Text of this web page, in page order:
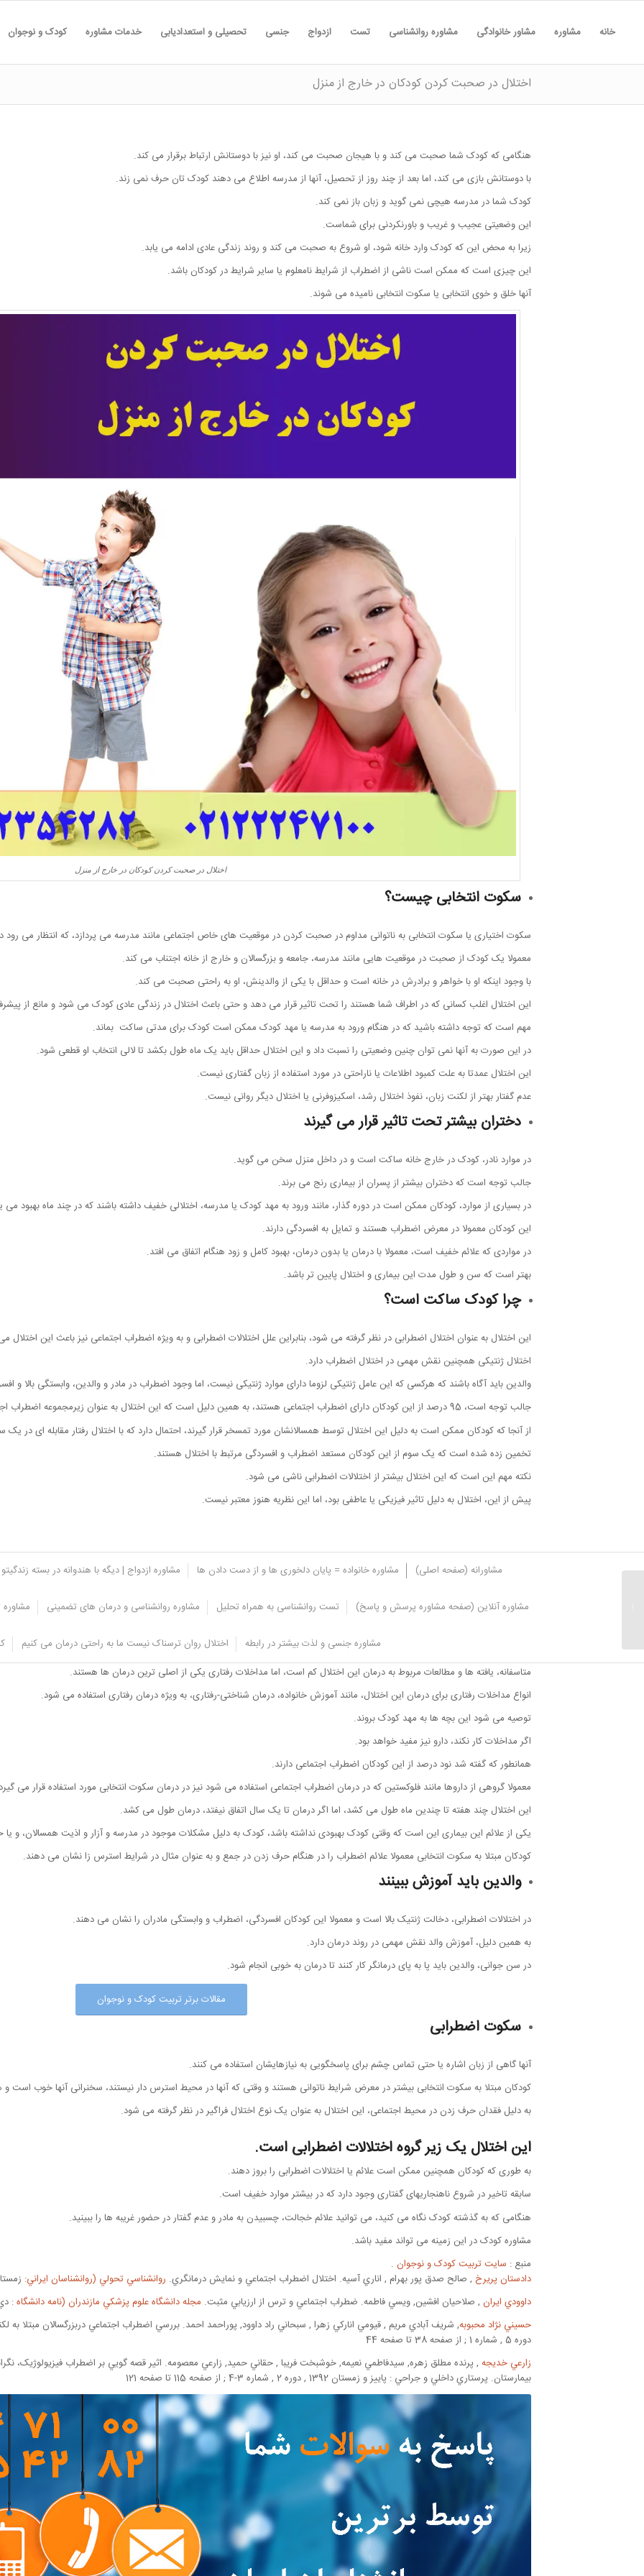
خانه مشاوره مشاور خانوادگی مشاوره روانشناسی تست ازدواج جنسی تحصیلی و استعدادیابی خدمات مشاوره کودک و نوجوان
اختلال در صحبت کردن کودکان در خارج از منزل
هنگامی که کودک شما صحبت می کند و با هیجان صحبت می کند، او نیز با دوستانش ارتباط برقرار می کند.
با دوستانش بازی می کند، اما بعد از چند روز از تحصیل، آنها از مدرسه اطلاع می دهند کودک تان حرف نمی زند.
کودک شما در مدرسه هیچی نمی گوید و زبان باز نمی کند.
این وضعیتی عجیب و غریب و باورنکردنی برای شماست.
زیرا به محض این که کودک وارد خانه شود، او شروع به صحبت می کند و روند زندگی عادی ادامه می یابد.
این چیزی است که ممکن است ناشی از اضطراب از شرایط نامعلوم یا سایر شرایط در کودکان باشد.
آنها خلق و خوی انتخابی یا سکوت انتخابی نامیده می شوند.
اختلال در صحبت کردن کودکان در خارج از منزل
سکوت انتخابی چیست؟
سکوت اختیاری یا سکوت انتخابی به ناتوانی مداوم در صحبت کردن در موقعیت های خاص اجتماعی مانند مدرسه می پردازد، که انتظار می
معمولا یک کودک از صحبت در موقعیت هایی مانند مدرسه، جامعه و بزرگسالان و خارج از خانه اجتناب می کند.
با وجود اینکه او با خواهر و برادرش در خانه است و حداقل با یکی از والدینش، او به راحتی صحبت می کند.
این اختلال اغلب کسانی که در اطراف شما هستند را تحت تاثیر قرار می دهد و حتی باعث اختلال در زندگی عادی کودک می شود و مانع از
مهم است که توجه داشته باشید که در هنگام ورود به مدرسه یا مهد کودک ممکن است کودک برای مدتی ساکت بماند.
در این صورت به آنها نمی توان چنین وضعیتی را نسبت داد و این اختلال حداقل باید یک ماه طول بکشد تا لالی انتخاب او قطعی شود.
این اختلال عمدتا به علت کمبود اطلاعات یا ناراحتی در مورد استفاده از زبان گفتاری نیست.
عدم گفتار بهتر از لکنت زبان، نفوذ اختلال رشد، اسکیزوفرنی یا اختلال دیگر روانی نیست.
دختران بیشتر تحت تاثیر قرار می گیرند
در موارد نادر، کودک در خارج خانه ساکت است و در داخل منزل سخن می گوید.
جالب توجه است که دختران بیشتر از پسران از بیماری رنج می برند.
در بسیاری از موارد، کودکان ممکن است در دوره گذار، مانند ورود به مهد کودک یا مدرسه، اختلالی خفیف داشته باشند که در چند ماه بهبود می
این کودکان معمولا در معرض اضطراب هستند و تمایل به افسردگی دارند.
در مواردی که علائم خفیف است، معمولا با درمان یا بدون درمان، بهبود کامل و زود هنگام اتفاق می افتد.
بهتر است که سن و طول مدت این بیماری و اختلال پایین تر باشد.
چرا کودک ساکت است؟
این اختلال به عنوان اختلال اضطرابی در نظر گرفته می شود، بنابراین علل اختلالات اضطرابی و به ویژه اضطراب اجتماعی نیز باعث این اختلال
اختلال ژنتیکی همچنین نقش مهمی در اختلال اضطراب دارد.
والدین باید آگاه باشند که هرکسی که این عامل ژنتیکی لزوما دارای موارد ژنتیکی نیست، اما وجود اضطراب در مادر و والدین، وابستگی بالا و
جالب توجه است، 95 درصد از این کودکان دارای اضطراب اجتماعی هستند، به همین دلیل است که این اختلال به عنوان زیرمجموعه اضطراب اجتماعی شناخته می شود.
از آنجا که کودکان ممکن است به دلیل این اختلال توسط همسالانشان مورد تمسخر قرار گیرند، احتمال دارد که با اختلال رفتار مقابله ای در یک
تخمین زده شده است که یک سوم از این کودکان مستعد اضطراب و افسردگی مرتبط با اختلال هستند.
نکته مهم این است که این اختلال بیشتر از اختلالات اضطرابی ناشی می شود.
پیش از این، اختلال به دلیل تاثیر فیزیکی یا عاطفی بود، اما این نظریه هنوز معتبر نیست.
مشاورانه (صفحه اصلی) مشاوره خانواده = پایان دلخوری ها و از دست دادن ها مشاوره ازدواج | دیگه با هندوانه در بسته
مشاوره آنلاین (صفحه مشاوره پرسش و پاسخ) تست روانشناسی به همراه تحلیل مشاوره روانشناسی و درمان های تضمینی
مشاوره جنسی و لذت بیشتر در رابطه اختلال روان ترسناک نیست ما به راحتی درمان می کنیم
متاسفانه، یافته ها و مطالعات مربوط به درمان این اختلال کم است، اما مداخلات رفتاری یکی از اصلی ترین درمان ها هستند.
انواع مداخلات رفتاری برای درمان این اختلال، مانند آموزش خانواده، درمان شناختی-رفتاری، به ویژه درمان رفتاری استفاده می شود.
توصیه می شود این بچه ها به مهد کودک بروند.
اگر مداخلات کار نکند، دارو نیز مفید خواهد بود.
همانطور که گفته شد نود درصد از این کودکان اضطراب اجتماعی دارند.
معمولا گروهی از داروها مانند فلوکستین که در درمان اضطراب اجتماعی استفاده می شود نیز در درمان سکوت انتخابی مورد استفاده قرار می
این اختلال چند هفته تا چندین ماه طول می کشد، اما اگر درمان تا یک سال اتفاق نیفتد، درمان طول می کشد.
یکی از علائم این بیماری این است که وقتی کودک بهبودی نداشته باشد، کودک به دلیل مشکلات موجود در مدرسه و آزار و اذیت همسالان، و یا
کودکان مبتلا به سکوت انتخابی معمولا علائم اضطراب را در هنگام حرف زدن در جمع و به عنوان مثال در شرایط استرس زا نشان می دهند.
والدین باید آموزش ببینند
در اختلالات اضطرابی، دخالت ژنتیک بالا است و معمولا این کودکان افسردگی، اضطراب و وابستگی مادران را نشان می دهند.
به همین دلیل، آموزش والد نقش مهمی در روند درمان دارد.
در سن جوانی، والدین باید پا به پای درمانگر کار کنند تا درمان به خوبی انجام شود.
مقالات برتر تربیت کودک و نوجوان
سکوت اضطرابی
آنها گاهی از زبان اشاره یا حتی تماس چشم برای پاسخگویی به نیازهایشان استفاده می کنند.
کودکان مبتلا به سکوت انتخابی بیشتر در معرض شرایط ناتوانی هستند و وقتی که آنها در محیط استرس دار نیستند، سخنرانی آنها خوب است
به دلیل فقدان حرف زدن در محیط اجتماعی، این اختلال به عنوان یک نوع اختلال فراگیر در نظر گرفته می شود.
این اختلال یک زیر گروه اختلالات اضطرابی است.
به طوری که کودکان همچنین ممکن است علائم یا اختلالات اضطرابی را بروز دهند.
سابقه تاخیر در شروع ناهنجاریهای گفتاری وجود دارد که در بیشتر موارد خفیف است.
هنگامی که به گذشته کودک نگاه می کنید، می توانید علائم خجالت، چسبیدن به مادر و عدم گفتار در حضور غریبه ها را ببینید.
مشاوره کودک در این زمینه می تواند مفید باشد.
منبع : سایت تربیت کودک و نوجوان .
دادستان پريرخ , صالح صدق پور بهرام , اناري آسيه. اختلال اضطراب اجتماعي و نمايش درمانگري. روانشناسي تحولي (روانشناسان ايراني: زمستان 1386 , دوره 4
داوودي ايران , صلاحيان افشين, ويسي فاطمه. ضطراب اجتماعي و ترس از ارزيابي مثبت. مجله دانشگاه علوم پزشكي مازندران (نامه دانشگاه : دي 1391 , دوره
حسيني نژاد محبوبه, شريف آبادي مريم , قيومي اناركي زهرا , سبحاني راد داوود, پوراحمد احمد. بررسي اضطراب اجتماعي دربزرگسالان مبتلا به
دوره 5 , شماره 1 ; از صفحه 38 تا صفحه 44
زارعي خديجه , پرنده مطلق زهره, سيدفاطمي نعيمه, خوشبخت فريبا , حقاني حميد, زارعي معصومه. اثير قصه گويي بر اضطراب فيزيولوژيک،
بيمارستان. پرستاري داخلي و جراحي : پاييز و زمستان 1392 , دوره 2 , شماره 3-4 ; از صفحه 115 تا صفحه 121
شروع اختلالات روانی